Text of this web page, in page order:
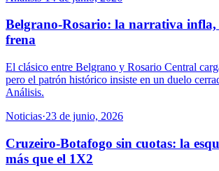
Belgrano-Rosario: la narrativa
frena
El clásico entre Belgrano y Rosario Central
pero el patrón histórico insiste en un duelo
Análisis.
Noticias·23 de junio, 2026
Cruzeiro-Botafogo sin cuotas: la
más que el 1X2